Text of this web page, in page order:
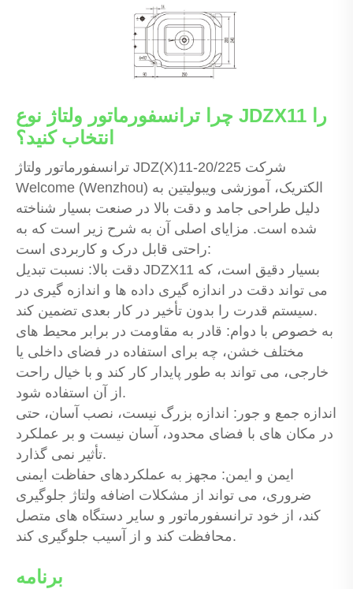
چرا ترانسفورماتور ولتاژ نوع JDZX11 را
انتخاب کنید؟
ترانسفورماتور ولتاژ JDZ(X)11-20/225 شرکت
Welcome (Wenzhou) الکتریک، آموزشی ویبولیتین به
دلیل طراحی جامد و دقت بالا در صنعت بسیار شناخته
شده است. مزایای اصلی آن به شرح زیر است که به
راحتی قابل درک و کاربردی است:
دقت بالا: نسبت تبدیل JDZX11 بسیار دقیق است، که
می تواند دقت در اندازه گیری داده ها و اندازه گیری در
سیستم قدرت را بدون تأخیر در کار بعدی تضمین کند.
به خصوص با دوام: قادر به مقاومت در برابر محیط های
مختلف خشن، چه برای استفاده در فضای داخلی یا
خارجی، می تواند به طور پایدار کار کند و با خیال راحت
از آن استفاده شود.
اندازه جمع و جور: اندازه بزرگ نیست، نصب آسان، حتی
در مکان های با فضای محدود، آسان نیست و بر عملکرد
تأثیر نمی گذارد.
ایمن و ایمن: مجهز به عملکردهای حفاظت ایمنی
ضروری، می تواند از مشکلات اضافه ولتاژ جلوگیری
کند، از خود ترانسفورماتور و سایر دستگاه های متصل
محافظت کند و از آسیب جلوگیری کند.
برنامه